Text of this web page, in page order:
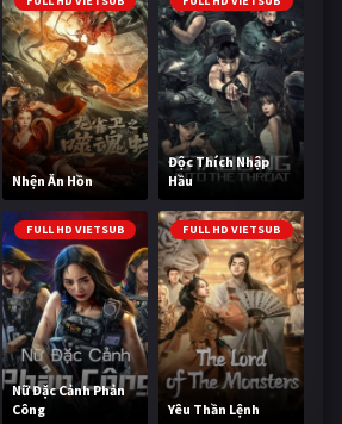
Nhện Ăn Hồn
Độc Thích Nhập
Hầu
FULL HD VIETSUB
Nữ Đặc Cảnh Phản
Công
FULL HD VIETSUB
Yêu Thần Lệnh